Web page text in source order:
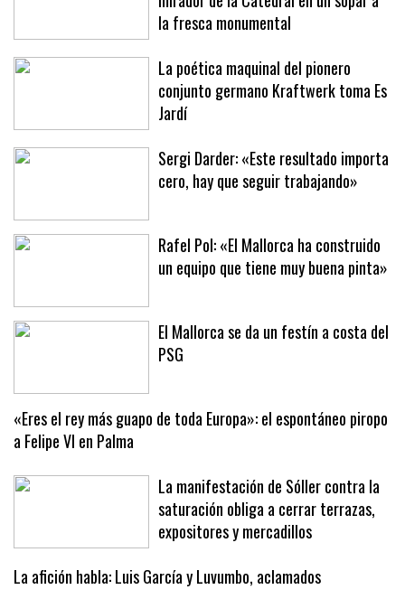
Los vecinos de Palma toman el
mirador de la Catedral en un sopar a
la fresca monumental
La poética maquinal del pionero
conjunto germano Kraftwerk toma Es
Jardí
Sergi Darder: «Este resultado importa
Rafel Pol: «El Mallorca ha construido
El Mallorca se da un festín a costa del
«Eres el rey más guapo de toda Europa»: el espontáneo piropo
a Felipe VI en Palma
La manifestación de Sóller contra la
saturación obliga a cerrar terrazas,
expositores y mercadillos